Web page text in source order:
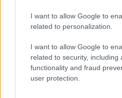
I want to allow Google to
related to personalization.
I want to allow Google to
related to security, including
functionality and fraud
user protection.
Το Orato.com
Το Kuro5hin